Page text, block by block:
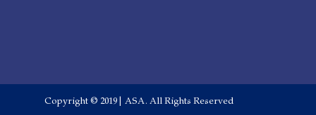
Copyright © 2019 | ASA. All Rights Reserved